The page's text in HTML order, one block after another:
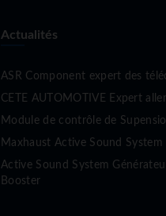
Actualités
ASR Component expert des
CETE AUTOMOTIVE Expert
Module de contrôle de
Maxhaust Active Sound
Active Sound System
Booster